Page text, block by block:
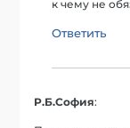
к чему не
Ответить
Р.Б.София: